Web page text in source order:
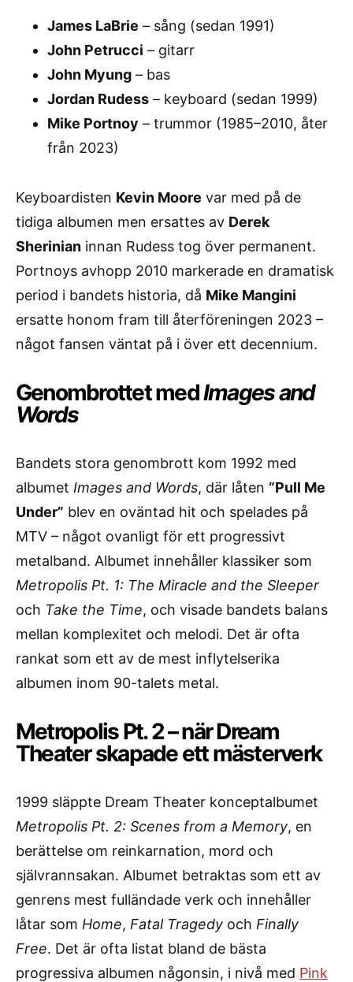
James LaBrie – sång (sedan 1991)
John Petrucci – gitarr
John Myung – bas
Jordan Rudess – keyboard (sedan 1999)
Mike Portnoy – trummor (1985–2010, åter
från 2023)
Keyboardisten Kevin Moore var med på de
tidiga albumen men ersattes av Derek
Sherinian innan Rudess tog över permanent.
Portnoys avhopp 2010 markerade en dramatisk
period i bandets historia, då Mike Mangini
ersatte honom fram till återföreningen 2023 –
något fansen väntat på i över ett decennium.
Genombrottet medImages and
Words
Bandets stora genombrott kom 1992 med
albumet Images and Words, där låten “Pull Me
Under” blev en oväntad hit och spelades på
MTV – något ovanligt för ett progressivt
metalband. Albumet innehåller klassiker som
Metropolis Pt. 1: The Miracle and the Sleeper
och Take the Time, och visade bandets balans
mellan komplexitet och melodi. Det är ofta
rankat som ett av de mest inflytelserika
albumen inom 90-talets metal.
Metropolis Pt. 2 – när Dream
Theater skapade ett mästerverk
1999 släppte Dream Theater konceptalbumet
Metropolis Pt. 2: Scenes from a Memory, en
berättelse om reinkarnation, mord och
självrannsakan. Albumet betraktas som ett av
genrens mest fulländade verk och innehåller
låtar som Home, Fatal Tragedy och Finally
Free. Det är ofta listat bland de bästa
progressiva albumen någonsin, i nivå med Pink